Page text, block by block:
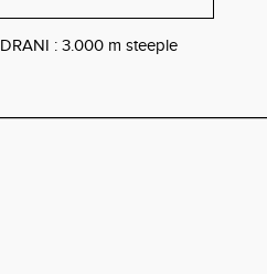
: 3.000 m steeple